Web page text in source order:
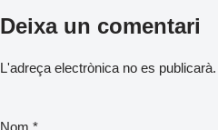
Deixa un comentari
L'adreça electrònica no es publicarà.
Nom *